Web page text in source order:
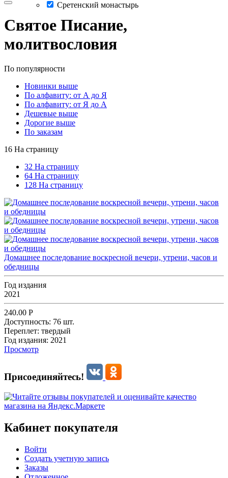
Сретенский монастырь
Святое Писание,
молитвословия
По популярности
Новинки выше
По алфавиту: от А до Я
По алфавиту: от Я до А
Дешевые выше
Дорогие выше
По заказам
16 На страницу
32 На страницу
64 На страницу
128 На страницу
Домашнее последование воскресной вечери, утрени, часов и
обедницы
Год издания
2021
240.00 Р
Доступность: 76 шт.
Переплет: твердый
Год издания: 2021
Просмотр
Присоединяйтесь!
Кабинет покупателя
Войти
Создать учетную запись
Заказы